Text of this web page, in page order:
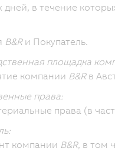
дней, в течение
B&Rи Покупатель.
площадка
компании B&Rв
права:
права (в
компании B&R, в том